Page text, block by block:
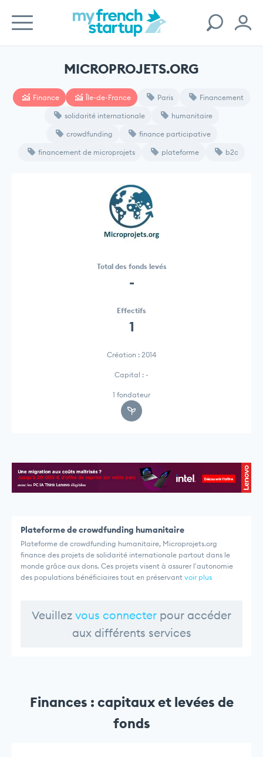
MICROPROJETS.ORG
Finance Île-de-France Paris Financement
solidarité internationale humanitaire
crowdfunding finance participative
financement de microprojets plateforme b2c
Total des fonds levés
-
Effectifs
1
Création : 2014
Capital : -
1 fondateur
Plateforme de crowdfunding humanitaire
Plateforme de crowdfunding humanitaire, Microprojets.org
finance des projets de solidarité internationale partout dans le
monde grâce aux dons. Ces projets visent à assurer l'autonomie
des populations bénéficiaires tout en préservant voir plus
Veuillez vous connecter pour accéder
aux différents services
Finances : capitaux et levées de
fonds